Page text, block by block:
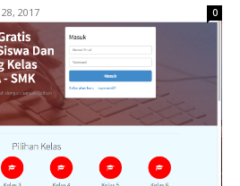
2017 0